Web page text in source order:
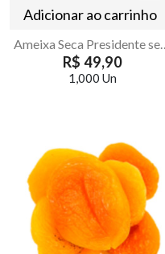
Adicionar ao carrinho
R$ 49,90
1,000 Un